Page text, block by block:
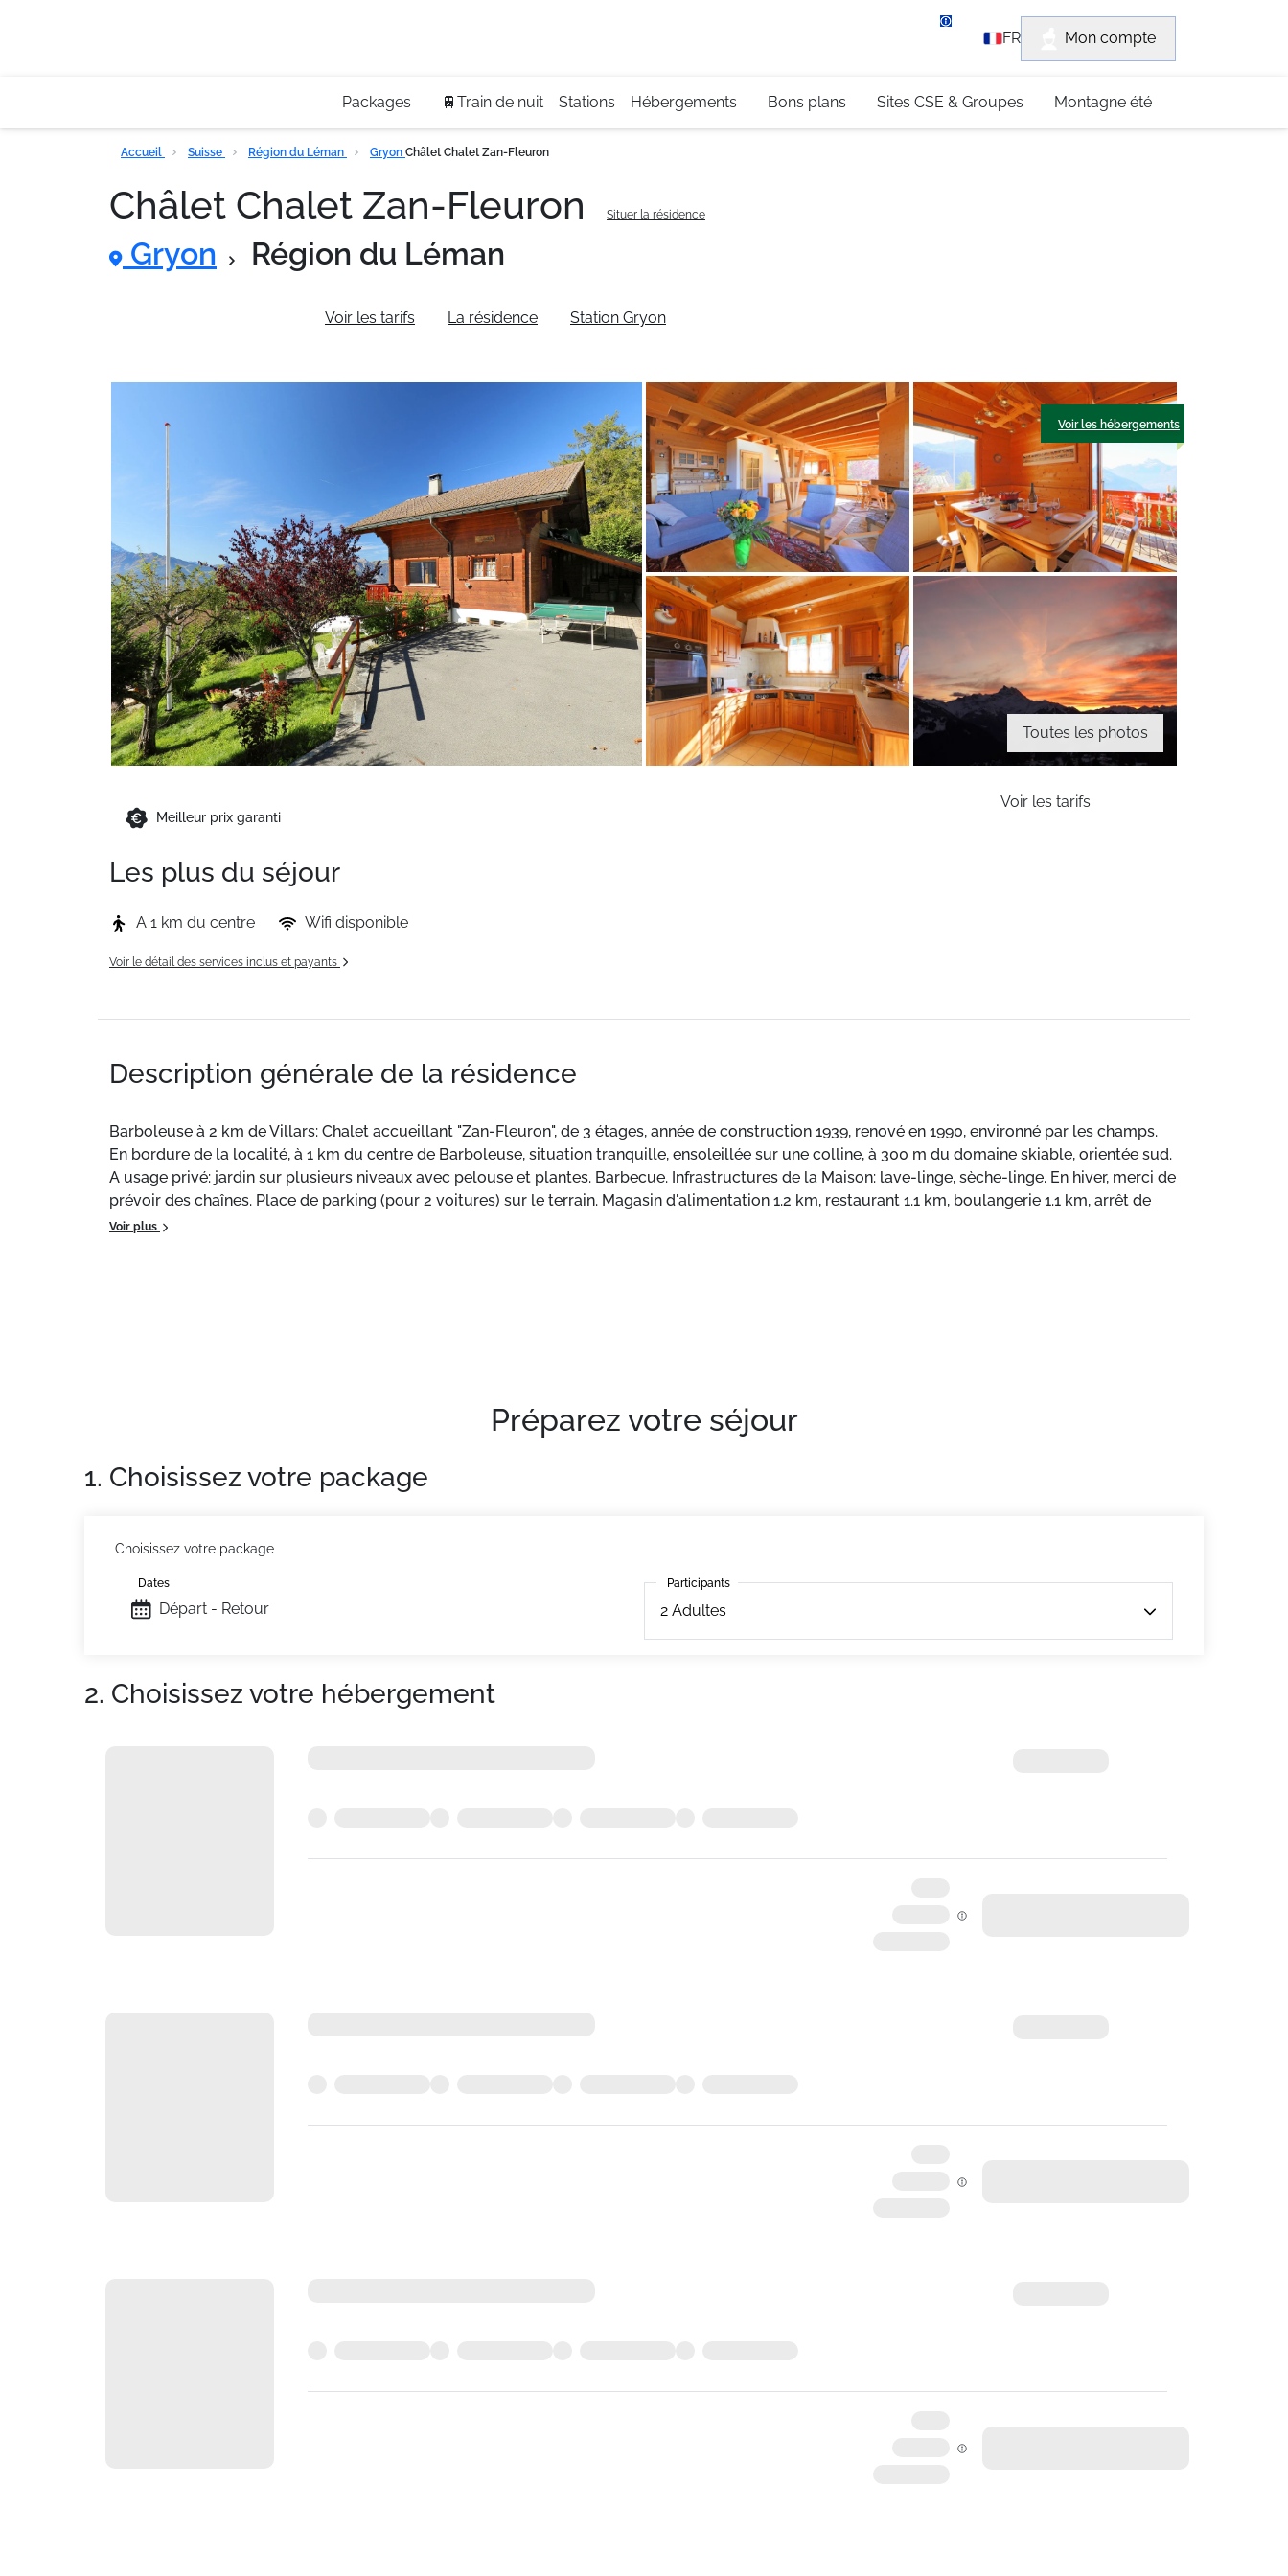
+33 (0)4 79 96 30 69
FR Mon compte
Packages 🚆Train de nuit Stations Hébergements Bons plans Sites CSE & Groupes Montagne été
Accueil Suisse Région du Léman Gryon Châlet Chalet Zan-Fleuron
Châlet Chalet Zan-Fleuron Situer la résidence
Gryon Région du Léman
Voir les tarifs La résidence Station Gryon
Toutes les photos
Voir les hébergements
Meilleur prix garanti
Voir les tarifs
Les plus du séjour
A 1 km du centre Wifi disponible
Voir le détail des services inclus et payants
Description générale de la résidence
Barboleuse à 2 km de Villars: Chalet accueillant "Zan-Fleuron", de 3 étages, année de construction 1939, renové en 1990, environné par les champs.
En bordure de la localité, à 1 km du centre de Barboleuse, situation tranquille, ensoleillée sur une colline, à 300 m du domaine skiable, orientée sud.
A usage privé: jardin sur plusieurs niveaux avec pelouse et plantes. Barbecue. Infrastructures de la Maison: lave-linge, sèche-linge. En hiver, merci de
prévoir des chaînes. Place de parking (pour 2 voitures) sur le terrain. Magasin d'alimentation 1.2 km, restaurant 1.1 km, boulangerie 1.1 km, arrêt de
bus "Barboleuse" 1.1 km, gare ferroviaire "Barboleuse" 1.1 km, centre thermal "Lavey-les-Bains" 19 km. Port plaisance 25 km, terrain de golf (18 trous)
Voir plus
Préparez votre séjour
1. Choisissez votre package
Choisissez votre package
Départ - Retour
Dates Participants
2 Adultes
Participants
2. Choisissez votre hébergement